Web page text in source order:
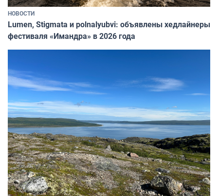
НОВОСТИ
Lumen, Stigmata и polnalyubvi: объявлены хедлайнеры
фестиваля «Имандра» в 2026 года